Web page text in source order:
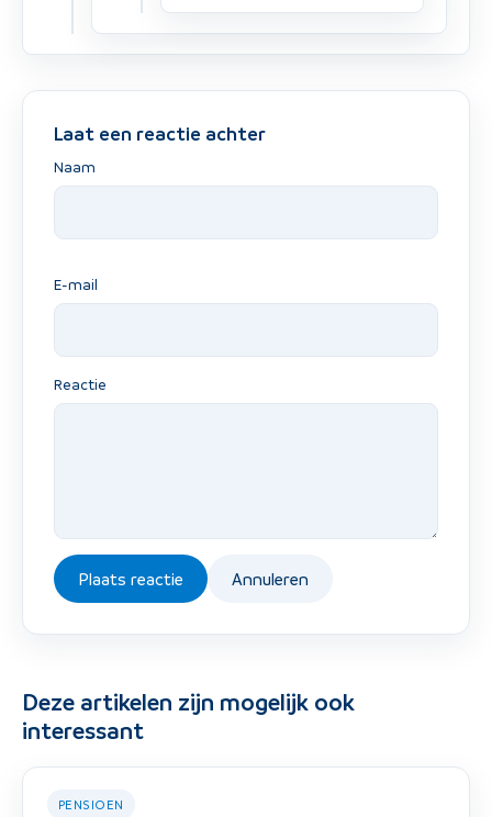
Laat een reactie achter
Naam
E-mail
Reactie
Plaats reactie Annuleren
Deze artikelen zijn mogelijk ook
interessant
PENSIOEN